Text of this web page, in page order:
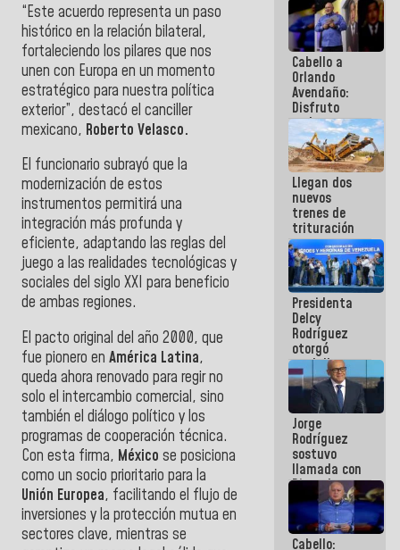
“Este acuerdo representa un paso
histórico en la relación bilateral,
fortaleciendo los pilares que nos
unen con Europa en un momento
estratégico para nuestra política
exterior”, destacó el canciller
mexicano, Roberto Velasco.
El funcionario subrayó que la
modernización de estos
instrumentos permitirá una
integración más profunda y
eficiente, adaptando las reglas del
juego a las realidades tecnológicas y
sociales del siglo XXI para beneficio
de ambas regiones.
El pacto original del año 2000, que
fue pionero en América Latina,
queda ahora renovado para regir no
solo el intercambio comercial, sino
también el diálogo político y los
programas de cooperación técnica.
Con esta firma, México se posiciona
como un socio prioritario para la
Unión Europea, facilitando el flujo de
inversiones y la protección mutua en
sectores clave, mientras se
Cabello a
Orlando
Avendaño:
Disfruto
cada vez
que escribes
porque lo
que haces
es
embarrarla
Llegan dos
nuevos
trenes de
trituración
para
optimizar
manejo de
escombros
en La Guaira
Presidenta
Delcy
Rodríguez
otorgó
medalla
"Héroe de
Venezuela"
a servidores
públicos
Jorge
Rodríguez
sostuvo
llamada con
Dinorah
Figuera y
acuerdan
primer
encuentro
Cabello: